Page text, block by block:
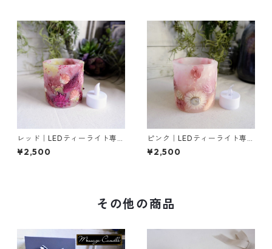
レッド｜LEDティーライト専用
ボタニカルキャンドルホルダ
ー
¥2,500
ピンク｜LEDティーライト専用
ボタニカルキャンドルホルダ
ー
¥2,500
その他の商品